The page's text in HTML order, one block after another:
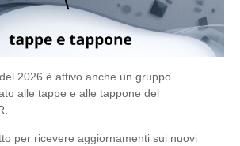
2026 è attivo anche un gruppo
alle tappe e alle tappone del
per ricevere aggiornamenti sui nuovi